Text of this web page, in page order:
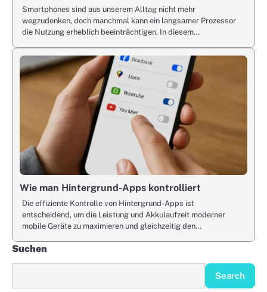
Smartphones sind aus unserem Alltag nicht mehr
wegzudenken, doch manchmal kann ein langsamer Prozessor
die Nutzung erheblich beeinträchtigen. In diesem…
Wie man Hintergrund-Apps kontrolliert
Die effiziente Kontrolle von Hintergrund-Apps ist
entscheidend, um die Leistung und Akkulaufzeit moderner
mobile Geräte zu maximieren und gleichzeitig den…
Suchen
Search